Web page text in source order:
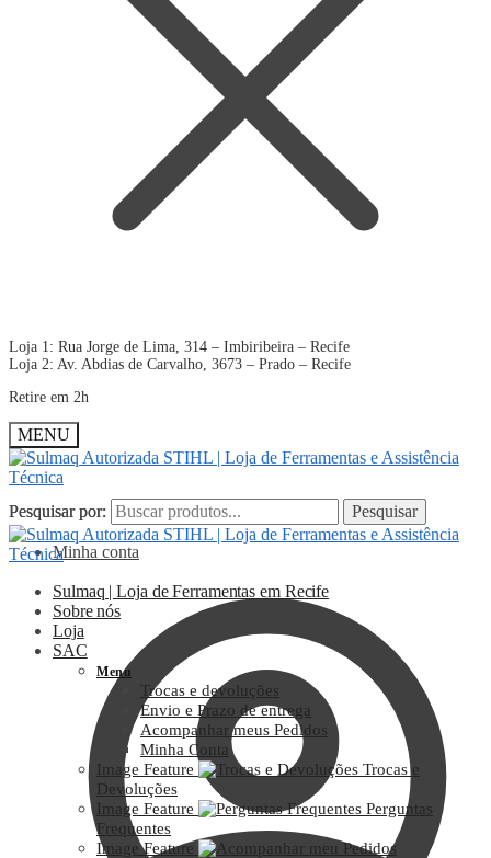
Loja 1: Rua Jorge de Lima, 314 – Imbiribeira – Recife
Loja 2: Av. Abdias de Carvalho, 3673 – Prado – Recife
Retire em 2h
MENU
Pesquisar por: Pesquisar
Minha conta
Pesquisar por: Pesquisar
Sulmaq | Loja de Ferramentas em Recife
Sobre nós
Loja
SAC
Menu
Trocas e devoluções
Envio e Prazo de entrega
Acompanhar meus Pedidos
Minha Conta
Image Feature
Trocas e
Devoluções
Image Feature
Perguntas
Frequentes
Image Feature